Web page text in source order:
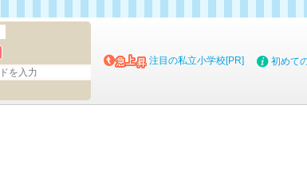
注目の私立小学校[PR] 初めて